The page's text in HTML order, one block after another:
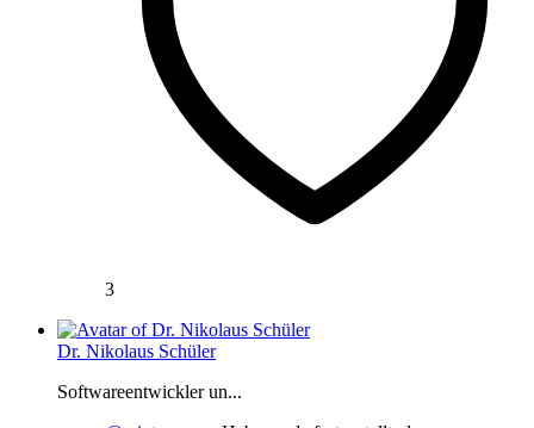
3
Dr. Nikolaus Schüler
Softwareentwickler un...